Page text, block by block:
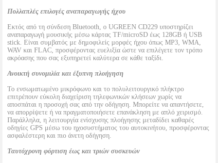
Πολλαπλές επιλογές αναπαραγωγής ήχου
Εκτός από τη σύνδεση Bluetooth, ο UGREEN CD229 υποστηρίζει
αναπαραγωγή μουσικής μέσω κάρτας TF/microSD έως 128GB ή USB
stick. Είναι συμβατός με δημοφιλείς μορφές ήχου όπως MP3, WMA,
WAV και FLAC, προσφέροντας ευελιξία ώστε να επιλέγετε τον τρόπο
ακρόασης που σας εξυπηρετεί καλύτερα σε κάθε ταξίδι.
Ανοικτή συνομιλία και έξυπνη πλοήγηση
Το ενσωματωμένο μικρόφωνο και το πολυλειτουργικό πλήκτρο
επιτρέπουν εύκολη διαχείριση τηλεφωνικών κλήσεων χωρίς να
αποσπάται η προσοχή σας από την οδήγηση. Μπορείτε να απαντήσετε,
να απορρίψετε ή να πραγματοποιήσετε επανάκληση με απλό χειρισμό.
Παράλληλα, η λειτουργία ενίσχυσης πλοήγησης μεταδίδει καθαρές
οδηγίες GPS μέσω του ηχοσυστήματος του αυτοκινήτου, προσφέροντας
ασφαλέστερη και πιο άνετη οδήγηση.
Ταυτόχρονη φόρτιση έως και τριών συσκευών